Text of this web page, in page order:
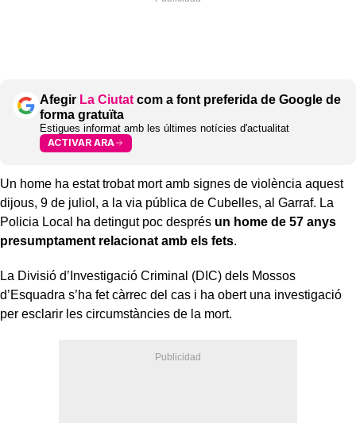
Afegir La Ciutat com a font preferida de Google de
forma gratuïta
Estigues informat amb les últimes notícies d'actualitat
ACTIVAR ARA
Un home ha estat trobat mort amb signes de violència aquest
dijous, 9 de juliol, a la via pública de Cubelles, al Garraf. La
Policia Local ha detingut poc després un home de 57 anys
presumptament relacionat amb els fets.
La Divisió d’Investigació Criminal (DIC) dels Mossos
d’Esquadra s’ha fet càrrec del cas i ha obert una investigació
per esclarir les circumstàncies de la mort.